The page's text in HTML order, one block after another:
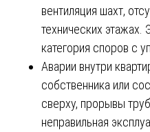
вентиляция шахт,
технических этажах.
категория споров с
Аварии внутри
собственника или
сверху, прорывы
неправильная